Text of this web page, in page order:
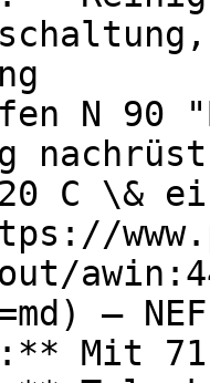
N 90
C \&
—